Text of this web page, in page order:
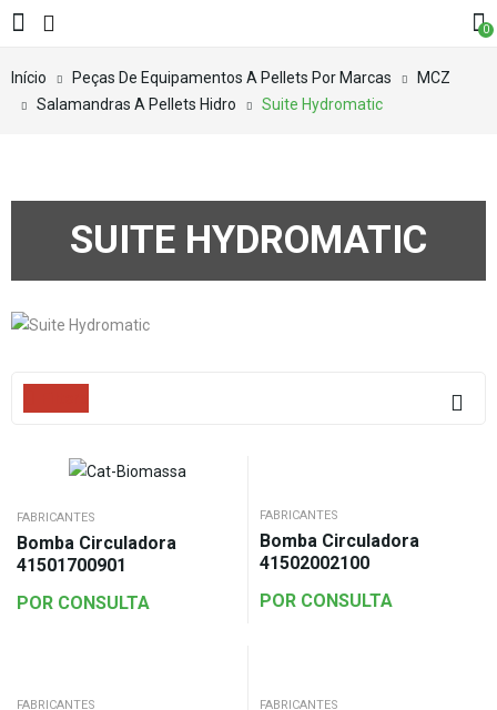
0
Início Peças De Equipamentos A Pellets Por Marcas
MCZ
Salamandras A Pellets Hidro
Suite Hydromatic
SUITE HYDROMATIC
FABRICANTES
Bomba Circuladora
41501700901
POR CONSULTA
FABRICANTES
Bomba Circuladora
41502002100
POR CONSULTA
FABRICANTES FABRICANTES